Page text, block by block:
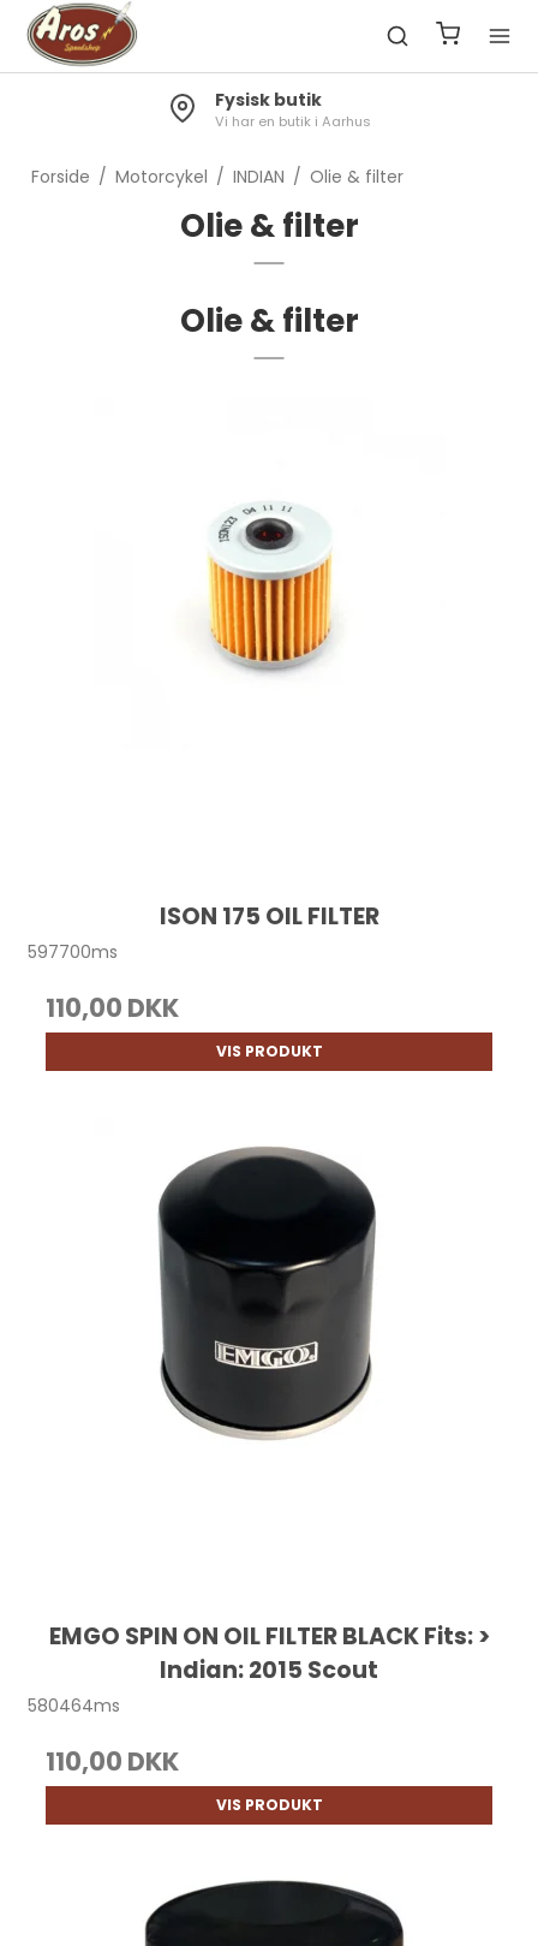
Fysisk butik
Vi har en butik i Aarhus
Forside / Motorcykel / INDIAN / Olie & filter
Olie & filter
Olie & filter
ISON 175 OIL FILTER
597700ms
110,00 DKK
VIS PRODUKT
EMGO SPIN ON OIL FILTER BLACK Fits: >
Indian: 2015 Scout
580464ms
110,00 DKK
VIS PRODUKT